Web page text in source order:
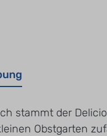
stammt der
Obstgarten